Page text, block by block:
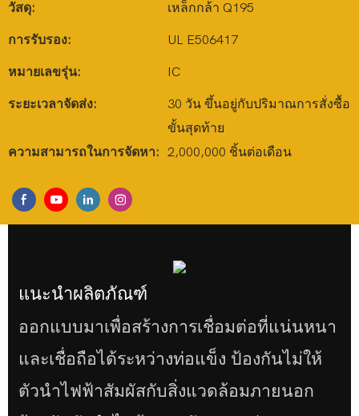
วัสดุ: เหล็กกล้า Q195
การรับรอง: UL E506417
หมายเลขรุ่น: IC
ระยะเวลาจัดส่ง:
30 วัน ขึ้นอยู่กับปริมาณการสั่งซื้อ
ขั้นสุดท้าย
ความสามารถในการจัดหา:
2,000,000 ชิ้นต่อเดือน
แนะนำผลิตภัณฑ์
ออกแบบมาเพื่อสร้างการเชื่อมต่อที่แน่นหนา
และเชื่อถือได้ระหว่างท่อแข็ง ป้องกันไม่ให้
ตัวนำไฟฟ้าสัมผัสกับสิ่งแวดล้อมภายนอก